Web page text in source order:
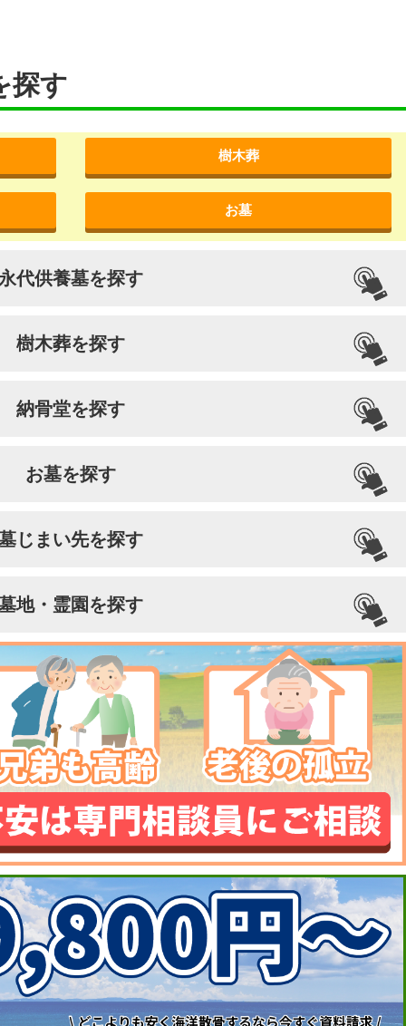
探す
樹木葬
お墓
代供養墓を探す
樹木葬を探す
納骨堂を探す
お墓を探す
じまい先を探す
地・霊園を探す